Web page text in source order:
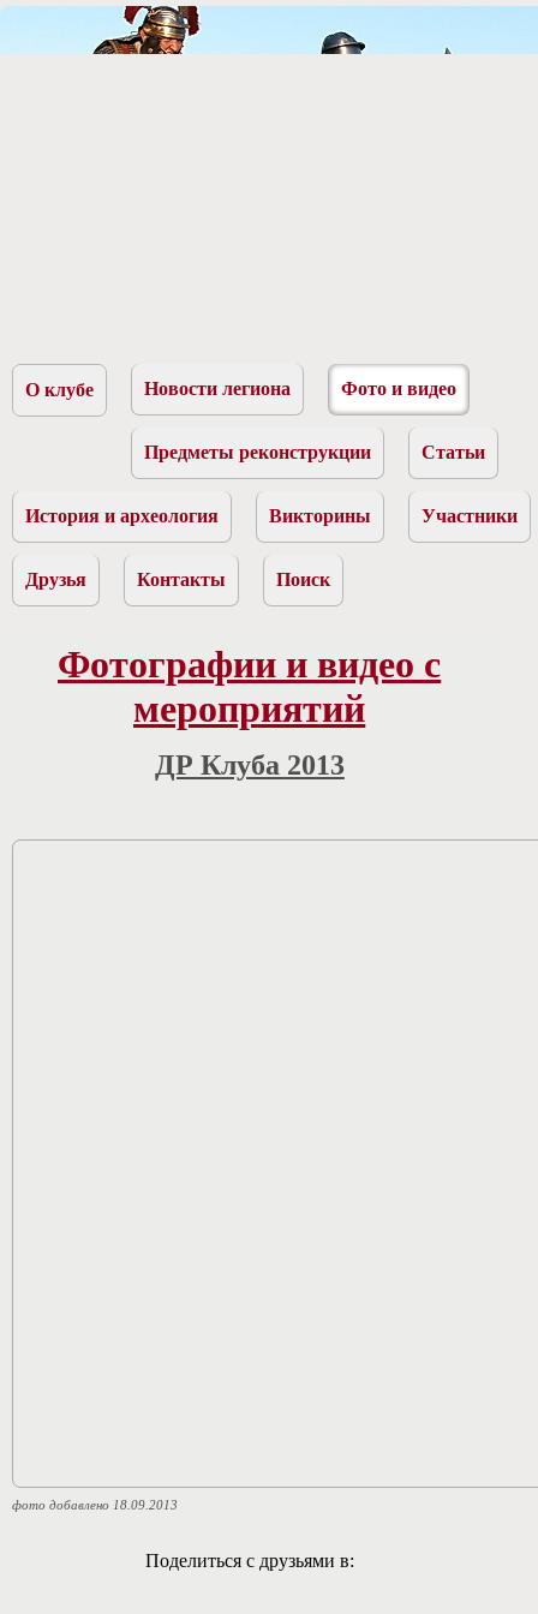
О клубе Новости легиона Фото и видео
Предметы реконструкции Статьи
История и археология Викторины Участники
Друзья Контакты Поиск
Фотографии и видео с
мероприятий
ДР Клуба 2013
фото добавлено 18.09.2013
Поделиться с друзьями в: